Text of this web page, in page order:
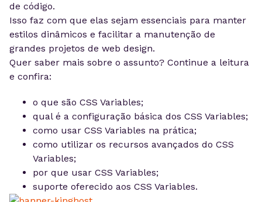
de código.
Isso faz com que elas sejam essenciais para manter
estilos dinâmicos e facilitar a manutenção de
grandes projetos de web design.
Quer saber mais sobre o assunto? Continue a leitura
e confira:
o que são CSS Variables;
qual é a configuração básica dos CSS Variables;
como usar CSS Variables na prática;
como utilizar os recursos avançados do CSS
Variables;
por que usar CSS Variables;
suporte oferecido aos CSS Variables.